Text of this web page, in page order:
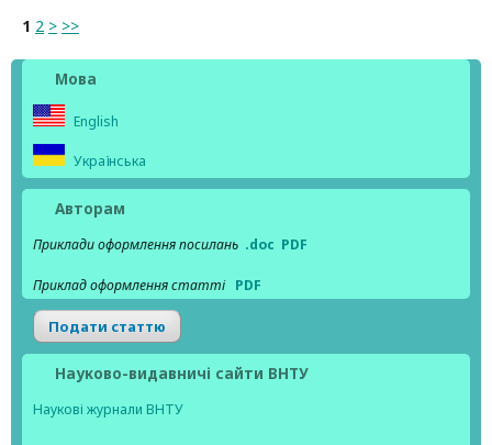
1 2 > >>
Мова
English
Українська
Авторам
Приклади оформлення посилань .doc PDF
Приклад оформлення статті PDF
Подати статтю
Науково-видавничі сайти ВНТУ
Наукові журнали ВНТУ